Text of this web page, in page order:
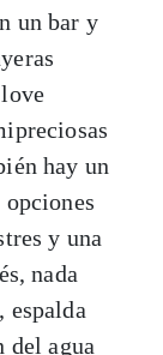
un bar y
hay un
y una
nada
espalda
del agua